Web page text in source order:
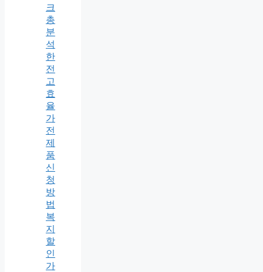
크
총
분
석
한
전
고
효
율
가
전
제
품
신
청
방
법
복
지
할
인
가